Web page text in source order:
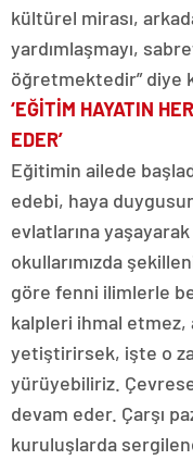
kültürel mirası,
yardımlaşmayı,
öğretmektedir” diye
‘EĞİTİM HAYATIN
EDER’
Eğitimin ailede
edebi, haya
evlatlarına
okullarımızda
göre fenni ilimlerle
kalpleri ihmal etmez,
yetiştirirsek, işte o
yürüyebiliriz.
devam eder. Çarşı
kuruluşlarda